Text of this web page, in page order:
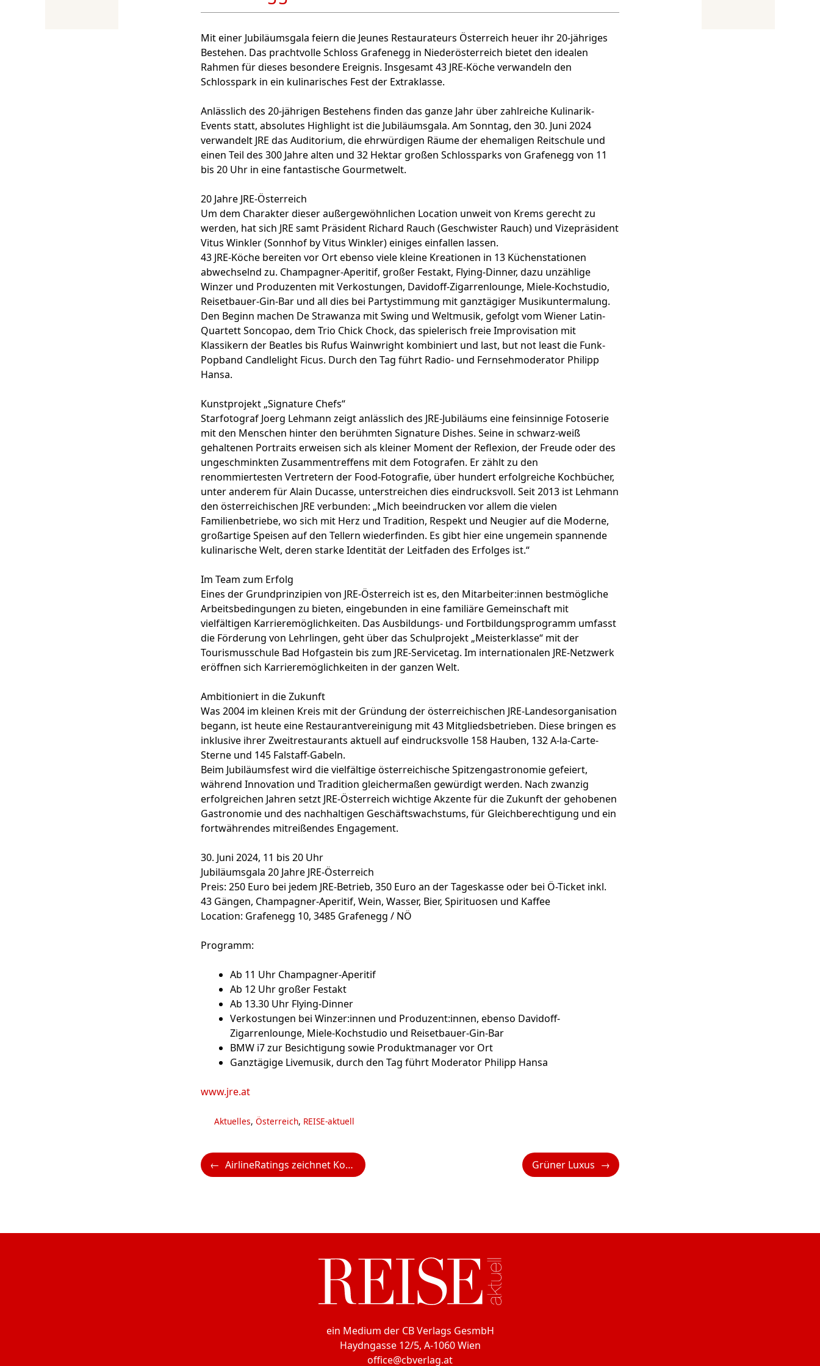
Mit einer Jubiläumsgala feiern die Jeunes Restaurateurs Österreich heuer ihr 20-jähriges
Bestehen. Das prachtvolle Schloss Grafenegg in Niederösterreich bietet den idealen
Rahmen für dieses besondere Ereignis. Insgesamt 43 JRE-Köche verwandeln den
Schlosspark in ein kulinarisches Fest der Extraklasse.
Anlässlich des 20-jährigen Bestehens finden das ganze Jahr über zahlreiche Kulinarik-
Events statt, absolutes Highlight ist die Jubiläumsgala. Am Sonntag, den 30. Juni 2024
verwandelt JRE das Auditorium, die ehrwürdigen Räume der ehemaligen Reitschule und
einen Teil des 300 Jahre alten und 32 Hektar großen Schlossparks von Grafenegg von 11
bis 20 Uhr in eine fantastische Gourmetwelt.
20 Jahre JRE-Österreich
Um dem Charakter dieser außergewöhnlichen Location unweit von Krems gerecht zu
werden, hat sich JRE samt Präsident Richard Rauch (Geschwister Rauch) und Vizepräsident
Vitus Winkler (Sonnhof by Vitus Winkler) einiges einfallen lassen.
43 JRE-Köche bereiten vor Ort ebenso viele kleine Kreationen in 13 Küchenstationen
abwechselnd zu. Champagner-Aperitif, großer Festakt, Flying-Dinner, dazu unzählige
Winzer und Produzenten mit Verkostungen, Davidoff-Zigarrenlounge, Miele-Kochstudio,
Reisetbauer-Gin-Bar und all dies bei Partystimmung mit ganztägiger Musikuntermalung.
Den Beginn machen De Strawanza mit Swing und Weltmusik, gefolgt vom Wiener Latin-
Quartett Soncopao, dem Trio Chick Chock, das spielerisch freie Improvisation mit
Klassikern der Beatles bis Rufus Wainwright kombiniert und last, but not least die Funk-
Popband Candlelight Ficus. Durch den Tag führt Radio- und Fernsehmoderator Philipp
Hansa.
Kunstprojekt „Signature Chefs“
Starfotograf Joerg Lehmann zeigt anlässlich des JRE-Jubiläums eine feinsinnige Fotoserie
mit den Menschen hinter den berühmten Signature Dishes. Seine in schwarz-weiß
gehaltenen Portraits erweisen sich als kleiner Moment der Reflexion, der Freude oder des
ungeschminkten Zusammentreffens mit dem Fotografen. Er zählt zu den
renommiertesten Vertretern der Food-Fotografie, über hundert erfolgreiche Kochbücher,
unter anderem für Alain Ducasse, unterstreichen dies eindrucksvoll. Seit 2013 ist Lehmann
den österreichischen JRE verbunden: „Mich beeindrucken vor allem die vielen
Familienbetriebe, wo sich mit Herz und Tradition, Respekt und Neugier auf die Moderne,
großartige Speisen auf den Tellern wiederfinden. Es gibt hier eine ungemein spannende
kulinarische Welt, deren starke Identität der Leitfaden des Erfolges ist.“
Im Team zum Erfolg
Eines der Grundprinzipien von JRE-Österreich ist es, den Mitarbeiter:innen bestmögliche
Arbeitsbedingungen zu bieten, eingebunden in eine familiäre Gemeinschaft mit
vielfältigen Karrieremöglichkeiten. Das Ausbildungs- und Fortbildungsprogramm umfasst
die Förderung von Lehrlingen, geht über das Schulprojekt „Meisterklasse“ mit der
Tourismusschule Bad Hofgastein bis zum JRE-Servicetag. Im internationalen JRE-Netzwerk
eröffnen sich Karrieremöglichkeiten in der ganzen Welt.
Ambitioniert in die Zukunft
Was 2004 im kleinen Kreis mit der Gründung der österreichischen JRE-Landesorganisation
begann, ist heute eine Restaurantvereinigung mit 43 Mitgliedsbetrieben. Diese bringen es
inklusive ihrer Zweitrestaurants aktuell auf eindrucksvolle 158 Hauben, 132 A-la-Carte-
Sterne und 145 Falstaff-Gabeln.
Beim Jubiläumsfest wird die vielfältige österreichische Spitzengastronomie gefeiert,
während Innovation und Tradition gleichermaßen gewürdigt werden. Nach zwanzig
erfolgreichen Jahren setzt JRE-Österreich wichtige Akzente für die Zukunft der gehobenen
Gastronomie und des nachhaltigen Geschäftswachstums, für Gleichberechtigung und ein
fortwährendes mitreißendes Engagement.
30. Juni 2024, 11 bis 20 Uhr
Jubiläumsgala 20 Jahre JRE-Österreich
Preis: 250 Euro bei jedem JRE-Betrieb, 350 Euro an der Tageskasse oder bei Ö-Ticket inkl.
43 Gängen, Champagner-Aperitif, Wein, Wasser, Bier, Spirituosen und Kaffee
Location: Grafenegg 10, 3485 Grafenegg / NÖ
Programm:
Ab 11 Uhr Champagner-Aperitif
Ab 12 Uhr großer Festakt
Ab 13.30 Uhr Flying-Dinner
Verkostungen bei Winzer:innen und Produzent:innen, ebenso Davidoff-
Zigarrenlounge, Miele-Kochstudio und Reisetbauer-Gin-Bar
BMW i7 zur Besichtigung sowie Produktmanager vor Ort
Ganztägige Livemusik, durch den Tag führt Moderator Philipp Hansa
www.jre.at
Kategorien
Aktuelles, Österreich, REISE-aktuell
Grüner Luxus
AirlineRatings zeichnet Korean Air als zweitbeste Fluggesellschaft weltweit aus
ein Medium der CB Verlags GesmbH
Haydngasse 12/5, A-1060 Wien
office@cbverlag.at